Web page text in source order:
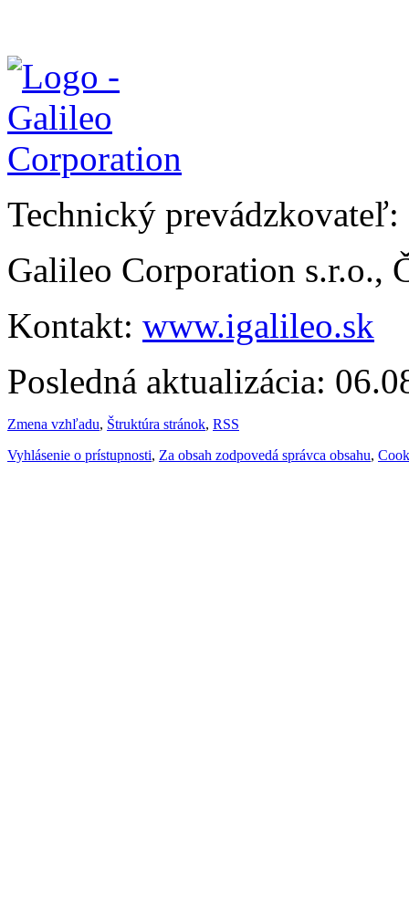
Technický prevádzkovateľ:
Galileo Corporation s.r.o.,
Kontakt: www.igalileo.sk
Posledná aktualizácia:
Zmena vzhľadu, Štruktúra stránok, RSS
Vyhlásenie o prístupnosti, Za obsah zodpovedá správca obsahu,